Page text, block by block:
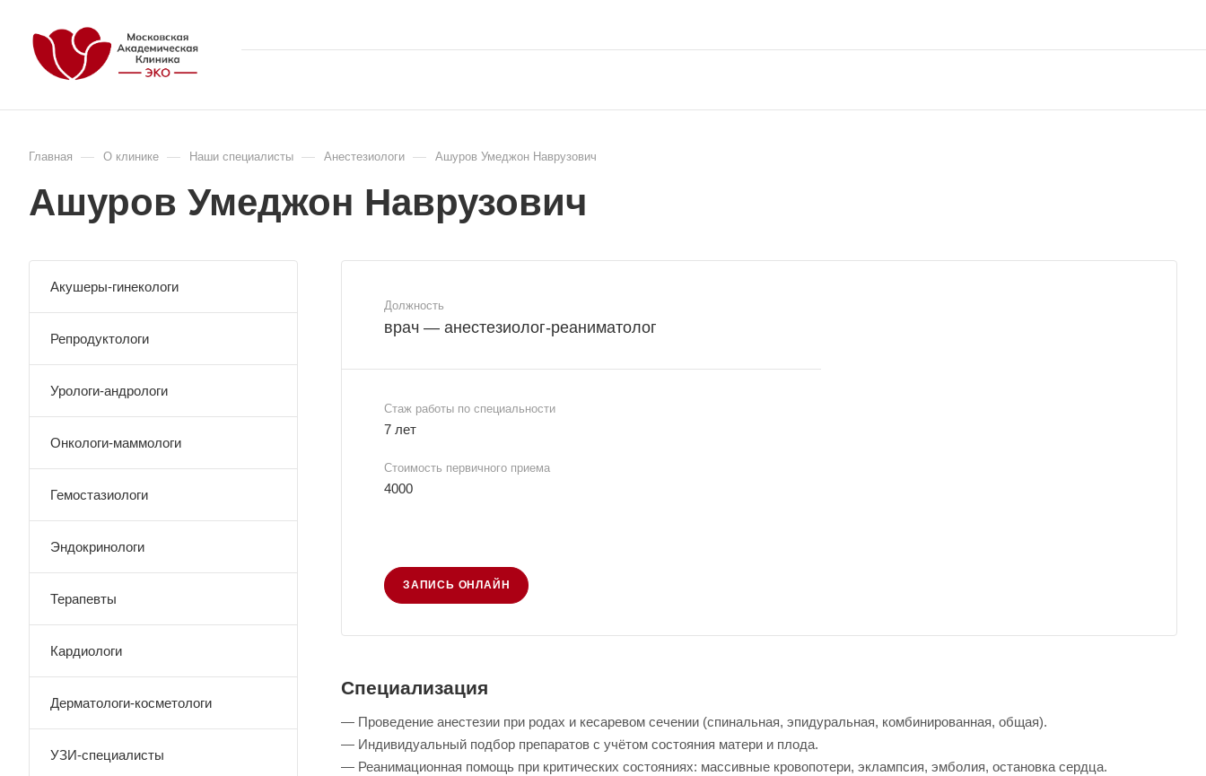
Главная — О клинике — Наши специалисты — Анестезиологи — Ашуров Умеджон Наврузович
Ашуров Умеджон Наврузович
Должность
врач — анестезиолог-реаниматолог
Стаж работы по специальности
7 лет
Стоимость первичного приема
4000
ЗАПИСЬ ОНЛАЙН
Специализация
— Проведение анестезии при родах и кесаревом сечении (спинальная, эпидуральная, комбинированная, общая).
— Индивидуальный подбор препаратов с учётом состояния матери и плода.
— Реанимационная помощь при критических состояниях: массивные кровопотери, эклампсия, эмболия, остановка сердца.
Акушеры-гинекологи
Репродуктологи
Урологи-андрологи
Онкологи-маммологи
Гемостазиологи
Эндокринологи
Терапевты
Кардиологи
Дерматологи-косметологи
УЗИ-специалисты